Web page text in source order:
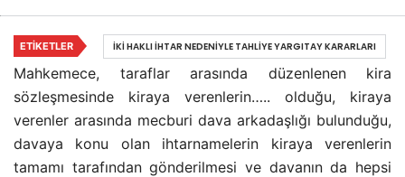
Mahkemece, taraflar arasında düzenlenen kira
sözleşmesinde kiraya verenlerin….. olduğu, kiraya
verenler arasında mecburi dava arkadaşlığı bulunduğu,
davaya konu olan ihtarnamelerin kiraya verenlerin
tamamı tarafından gönderilmesi ve davanın da hepsi
ETIKETLER İKI HAKLI İHTAR NEDENIYLE TAHLIYE YARGITAY KARARLARI